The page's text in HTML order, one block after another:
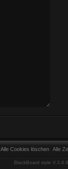
Alle
Alle Cookies löschen
BlackBoard style